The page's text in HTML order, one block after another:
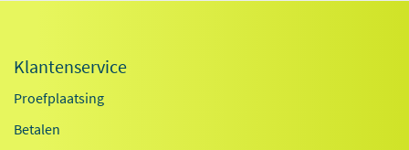
Klantenservice
Proefplaatsing
Betalen